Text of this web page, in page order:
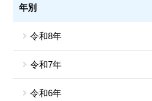
年別
令和8年
令和7年
令和6年